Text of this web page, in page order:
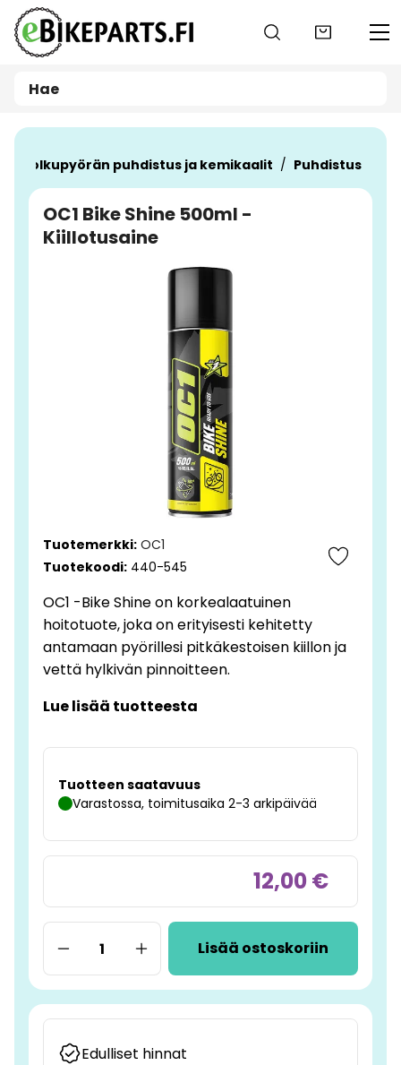
Siirry pääsisältöön
Polkupyörän puhdistus ja kemikaalit Puhdistus
OC1 Bike Shine 500ml -
Kiillotusaine
Tuotemerkki: OC1
Tuotekoodi: 440-545
OC1 -Bike Shine on korkealaatuinen
hoitotuote, joka on erityisesti kehitetty
antamaan pyörillesi pitkäkestoisen kiillon ja
vettä hylkivän pinnoitteen.
Lue lisää tuotteesta
Tuotteen saatavuus
Varastossa, toimitusaika 2-3 arkipäivää
12,00 €
Lisää ostoskoriin
Edulliset hinnat